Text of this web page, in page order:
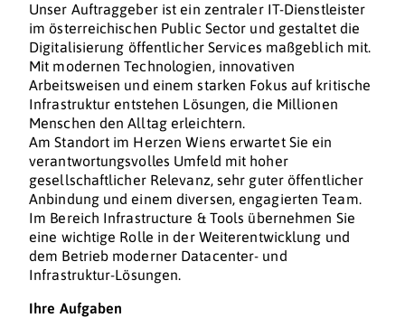
Unser Auftraggeber ist ein zentraler IT-Dienstleister
im österreichischen Public Sector und gestaltet die
Digitalisierung öffentlicher Services maßgeblich mit.
Mit modernen Technologien, innovativen
Arbeitsweisen und einem starken Fokus auf kritische
Infrastruktur entstehen Lösungen, die Millionen
Menschen den Alltag erleichtern.
Am Standort im Herzen Wiens erwartet Sie ein
verantwortungsvolles Umfeld mit hoher
gesellschaftlicher Relevanz, sehr guter öffentlicher
Anbindung und einem diversen, engagierten Team.
Im Bereich Infrastructure & Tools übernehmen Sie
eine wichtige Rolle in der Weiterentwicklung und
dem Betrieb moderner Datacenter- und
Infrastruktur-Lösungen.
Ihre Aufgaben